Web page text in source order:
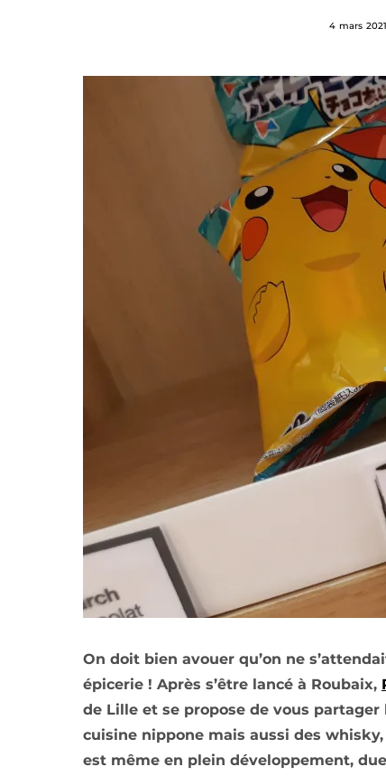
4 mars 2021
On doit bien avouer qu’on ne
épicerie ! Après s’être lancé à Roubaix,
de Lille et se propose de vous
cuisine nippone mais aussi des
est même en plein développement,